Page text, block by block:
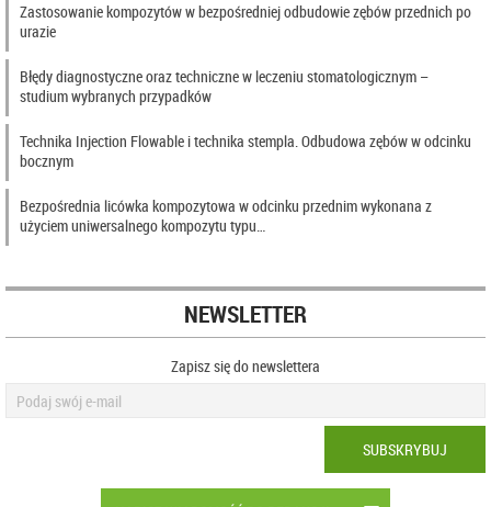
Zastosowanie kompozytów w bezpośredniej odbudowie zębów przednich po
urazie
Błędy diagnostyczne oraz techniczne w leczeniu stomatologicznym –
studium wybranych przypadków
Technika Injection Flowable i technika stempla. Odbudowa zębów w odcinku
bocznym
Bezpośrednia licówka kompozytowa w odcinku przednim wykonana z
użyciem uniwersalnego kompozytu typu…
NEWSLETTER
Zapisz się do newslettera
SUBSKRYBUJ